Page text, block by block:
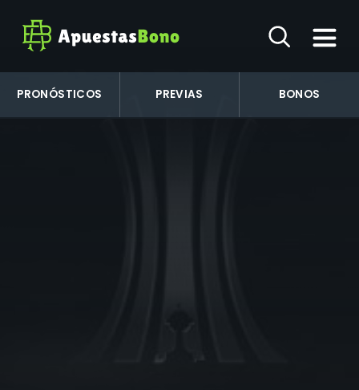
PRONÓSTICOS PREVIAS BONOS